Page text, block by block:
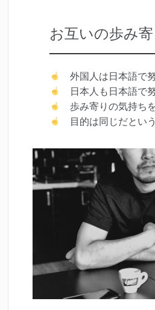
お互いの歩み
外国人は日本語で
日本人も日本語で
歩み寄りの気持ち
目的は同じだとい